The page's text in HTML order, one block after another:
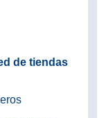
de tiendas